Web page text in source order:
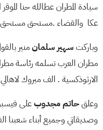
سيادة المطران عطالله حنا
عكا والقضاء .مستحق
وباركتسهير سلمانمنير
مطران العرب تسلمه رئاسة
الارثوذكسية . الف مبروك
وعلقحاتم مجدوبعلى
وصديقاتي وجميع أبناء